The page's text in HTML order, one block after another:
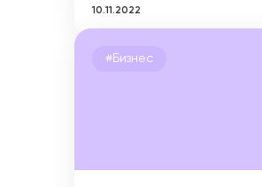
10.11.2022
#Бизнес